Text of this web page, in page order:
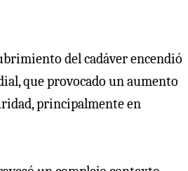
del cadáver encendió
que provocado un aumento
principalmente en